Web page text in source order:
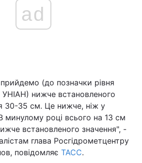
ad
(до позначки рівня
УНІАН) нижче встановленого
30-35 см. Це нижче, ніж у
минулому році всього на 13 см
встановленого значення", -
глава Росгідрометцентру
повідомляє ТАСС.